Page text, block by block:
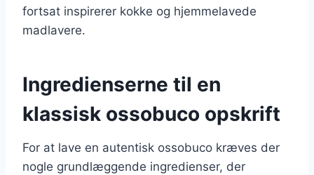
fortsat inspirerer kokke og hjemmelavede
madlavere.
Ingredienserne til en
klassisk ossobuco opskrift
For at lave en autentisk ossobuco kræves der
nogle grundlæggende ingredienser, der